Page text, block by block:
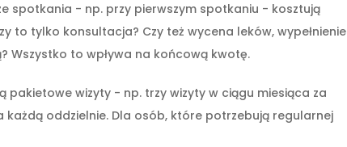
spotkania - np. przy pierwszym spotkaniu - kosztują
to tylko konsultacja? Czy też wycena leków, wypełnienie
Wszystko to wpływa na końcową kwotę.
pakietowe wizyty - np. trzy wizyty w ciągu miesiąca za
każdą oddzielnie. Dla osób, które potrzebują regularnej